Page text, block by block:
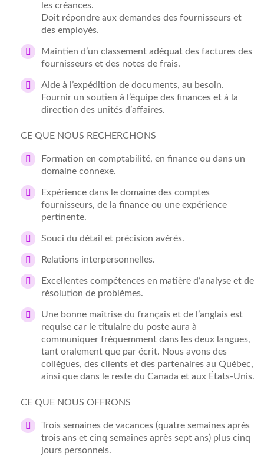
les créances.
Doit répondre aux demandes des fournisseurs et
des employés.
Maintien d’un classement adéquat des factures des
fournisseurs et des notes de frais.
Aide à l’expédition de documents, au besoin.
Fournir un soutien à l’équipe des finances et à la
direction des unités d’affaires.
CE QUE NOUS RECHERCHONS
Formation en comptabilité, en finance ou dans un
domaine connexe.
Expérience dans le domaine des comptes
fournisseurs, de la finance ou une expérience
pertinente.
Souci du détail et précision avérés.
Relations interpersonnelles.
Excellentes compétences en matière d’analyse et de
résolution de problèmes.
Une bonne maîtrise du français et de l’anglais est
requise car le titulaire du poste aura à
communiquer fréquemment dans les deux langues,
tant oralement que par écrit. Nous avons des
collègues, des clients et des partenaires au Québec,
ainsi que dans le reste du Canada et aux États-Unis.
CE QUE NOUS OFFRONS
Trois semaines de vacances (quatre semaines après
trois ans et cinq semaines après sept ans) plus cinq
jours personnels.